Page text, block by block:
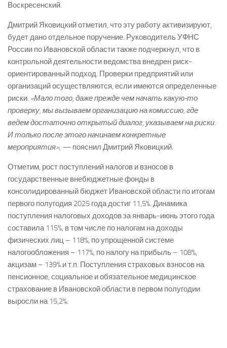
Воскресенский.
Дмитрий Яковицкий отметил, что эту работу активизируют,
будет дано отдельное поручение. Руководитель УФНС
России по Ивановской области также подчеркнул, что в
контрольной деятельности ведомства внедрен риск-
ориентированный подход. Проверки предприятий или
организаций осуществляются, если имеются определенные
риски. «Мало того, даже прежде чем начать какую-то
проверку, мы вызываем организацию на комиссию, где
ведем достаточно открытый диалог, указываем на риски.
И только после этого начинаем конкретные
мероприятия», — пояснил Дмитрий Яковицкий.
Отметим, рост поступлений налогов и взносов в
государственные внебюджетные фонды в
консолидированный бюджет Ивановской области по итогам
первого полугодия 2025 года достиг 11,5%. Динамика
поступления налоговых доходов за январь-июнь этого года
составила 115%, в том числе по налогам на доходы
физических лиц – 118%, по упрощенной системе
налогообложения – 117%, по налогу на прибыль – 108%,
акцизам – 139% и т.п. Поступления страховых взносов на
пенсионное, социальное и обязательное медицинское
страхование в Ивановской области в первом полугодии
выросли на 15,2%.